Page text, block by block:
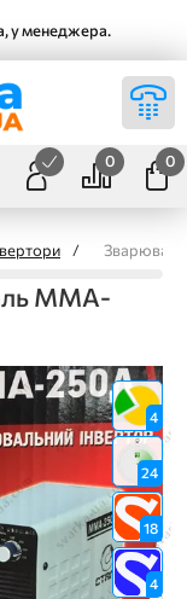
у менеджера.
0 0
/
MMA-
4
24
18
4